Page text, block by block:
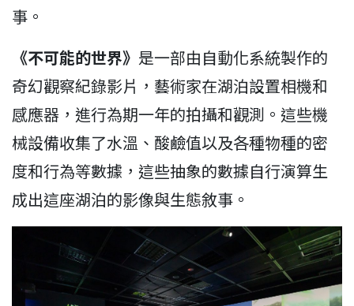
事。
《不可能的世界》 是一部由自動化系統製作的
奇幻觀察紀錄影片，藝術家在湖泊設置相機和
感應器，進行為期一年的拍攝和觀測。這些機
械設備收集了水溫、酸鹼值以及各種物種的密
度和行為等數據，這些抽象的數據自行演算生
成出這座湖泊的影像與生態敘事。